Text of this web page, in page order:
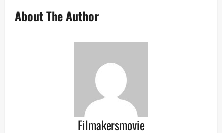
About The Author
Filmakersmovie